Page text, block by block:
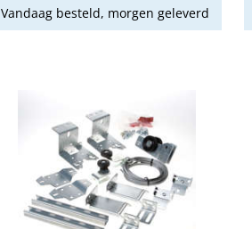
Vandaag besteld, morgen geleverd